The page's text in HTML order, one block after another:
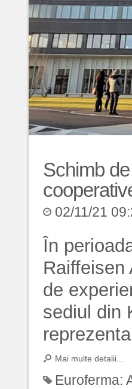
Schimb
02/11/21
În
Raiffeisen
de
sediul din
Mai multe detalii...
Euroferma: